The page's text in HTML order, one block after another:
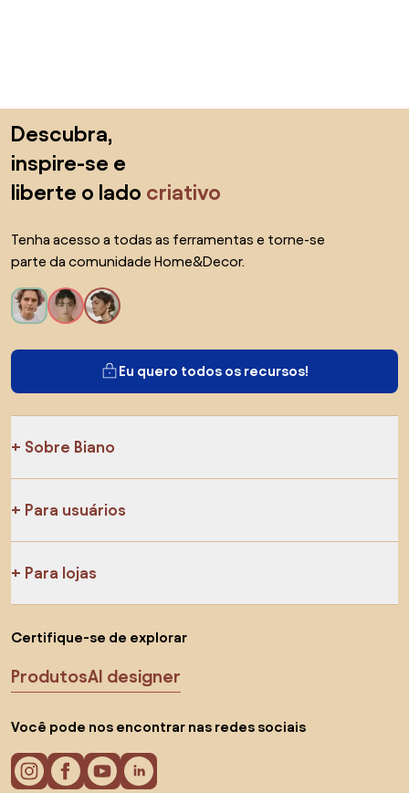
Descubra,
inspire-se e
liberte o lado criativo
Tenha acesso a todas as ferramentas e torne-se
parte da comunidade Home&Decor.
Eu quero todos os recursos!
Sobre Biano
Para usuários
Para lojas
Certifique-se de explorar
ProdutosAI designer
Você pode nos encontrar nas redes sociais